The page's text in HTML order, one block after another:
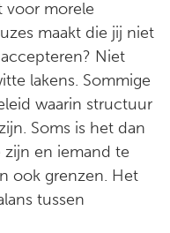
voor morele
maakt die jij niet
Niet
lakens. Sommige
waarin structuur
Soms is het dan
en iemand te
ook grenzen. Het
tussen